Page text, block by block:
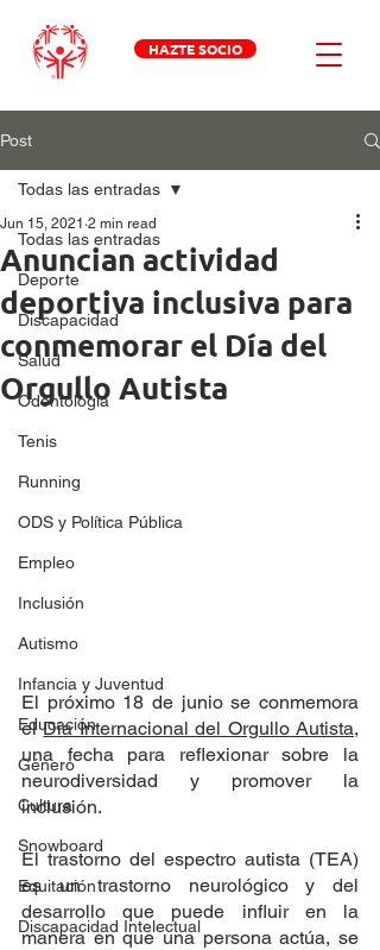
HAZTE SOCIO
Post
Todas las entradas
Deporte
Discapacidad
Salud
Odontologia
Tenis
Running
ODS y Política Pública
Empleo
Inclusión
Autismo
Infancia y Juventud
Educación
Género
Cultura
Snowboard
Equitación
Discapacidad Intelectual
Todas las entradas
Anuncian actividad
deportiva inclusiva para
conmemorar el Día del
Orgullo Autista
Jun 15, 2021 2 min read
El próximo 18 de junio se conmemora
el Día Internacional del Orgullo Autista,
una fecha para reflexionar sobre la
neurodiversidad y promover la
inclusión.
El trastorno del espectro autista (TEA)
es un trastorno neurológico y del
desarrollo que puede influir en la
manera en que una persona actúa, se